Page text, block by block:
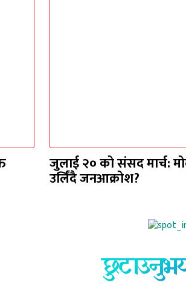
जुलाई २० को संसद मार्च:
उर्लिंदै जनआक्रोश?